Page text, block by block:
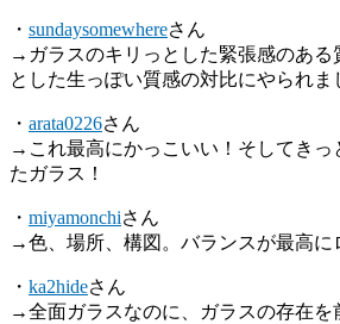
・ sundaysomewhereさん
→ガラスのキリっとした緊張感のある
とした生っぽい質感の対比にやられま
・ arata0226さん
→これ最高にかっこいい！そしてきっ
たガラス！
・ miyamonchiさん
→色、場所、構図。バランスが最高に
・ ka2hideさん
→全面ガラスなのに、ガラスの存在を